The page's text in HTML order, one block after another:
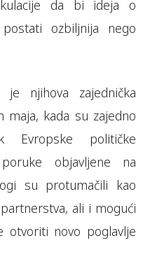
da bi ideja o
ozbiljnija nego
je njihova zajednička
maja, kada su zajedno
Evropske političke
objavljene na
su protumačili kao
ali i mogući
otvoriti novo poglavlje